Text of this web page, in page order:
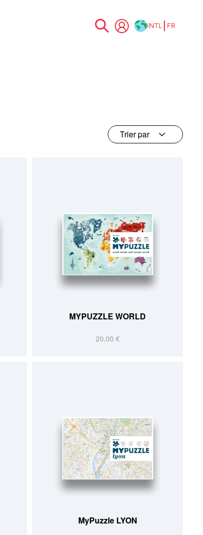
Allez
INTL FR
MYPUZZLE WORLD
20,00 €
MyPuzzle LYON